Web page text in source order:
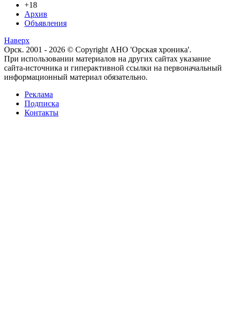
+18
Архив
Объявления
Наверх
Орск. 2001 - 2026 © Copyright АНО 'Орская хроника'.
При использовании материалов на других сайтах указание
сайта-источника и гиперактивной ссылки на первоначальный
информационный материал обязательно.
Реклама
Подписка
Контакты